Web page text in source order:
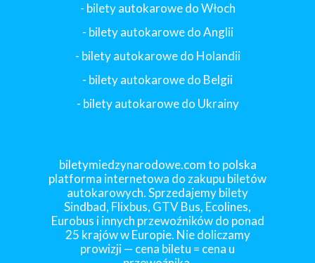
biletymiedzynarodowe.com to polska
platforma internetowa do zakupu biletów
autokarowych. Sprzedajemy bilety
Sindbad, Flixbus, GTV Bus, Ecolines,
Eurobus i innych przewoźników do ponad
25 krajów w Europie. Nie doliczamy
prowizji — cena biletu = cena u
- bilety autokarowe do Włoch
- bilety autokarowe do Anglii
- bilety autokarowe do Holandii
- bilety autokarowe do Belgii
- bilety autokarowe do Ukrainy